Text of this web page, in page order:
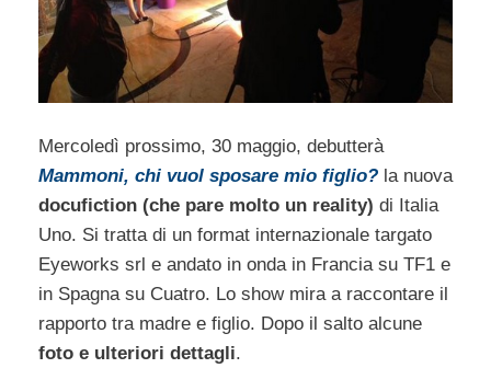
Mercoledì prossimo, 30 maggio, debutterà
Mammoni, chi vuol sposare mio figlio? la nuova
docufiction (che pare molto un reality) di Italia
Uno. Si tratta di un format internazionale targato
Eyeworks srl e andato in onda in Francia su TF1 e
in Spagna su Cuatro. Lo show mira a raccontare il
rapporto tra madre e figlio. Dopo il salto alcune
foto e ulteriori dettagli.